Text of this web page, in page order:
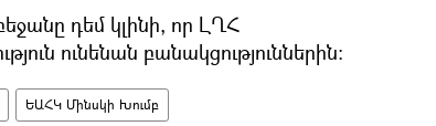
դեմ կլինի, որ ԼՂՀ
ունենան բանակցություններին։
ԵԱՀԿ Մինսկի Խումբ